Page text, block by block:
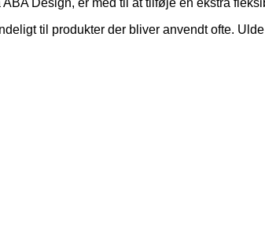
Design, er med til at tilføje en ekstra
til produkter der bliver anvendt ofte.